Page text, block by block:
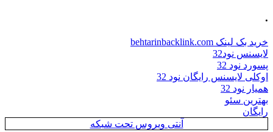
.
خرید بک لینک behtarinbacklink.com
لایسنس نود32
پسورد نود 32
اوکلی لایسنس رایگان نود 32
همیار نود 32
بهترین سئو
رایگان
آنتی ویروس تحت شبکه